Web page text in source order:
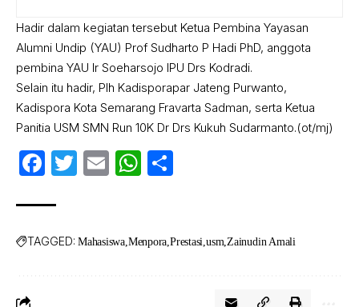
Hadir dalam kegiatan tersebut Ketua Pembina Yayasan
Alumni Undip (YAU) Prof Sudharto P Hadi PhD, anggota
pembina YAU Ir Soeharsojo IPU Drs Kodradi.
Selain itu hadir, Plh Kadisporapar Jateng Purwanto,
Kadispora Kota Semarang Fravarta Sadman, serta Ketua
Panitia USM SMN Run 10K Dr Drs Kukuh Sudarmanto.(ot/mj)
Facebook
Twitter
EmailWhatsApp
TAGGED: Mahasiswa Menpora Prestasi usm Zainudin Amali